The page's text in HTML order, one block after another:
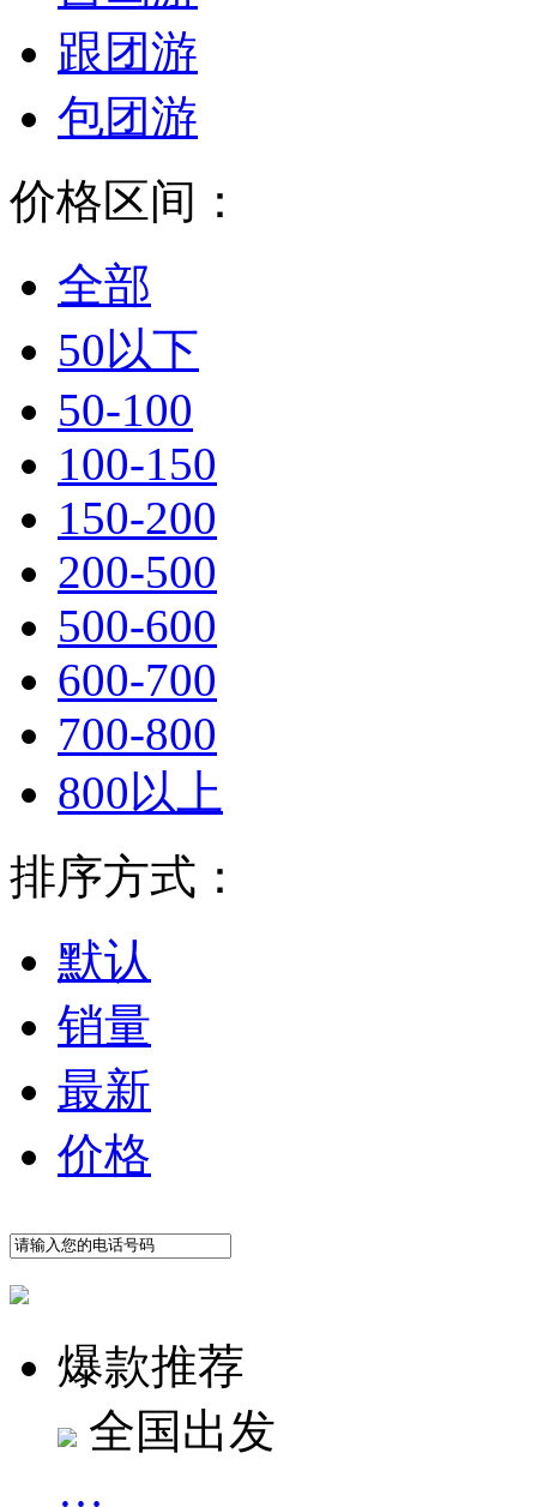
跟团游
包团游
价格区间：
全部
50以下
50-100
100-150
150-200
200-500
500-600
600-700
700-800
800以上
排序方式：
默认
销量
最新
价格
爆款推荐
全国出发
…